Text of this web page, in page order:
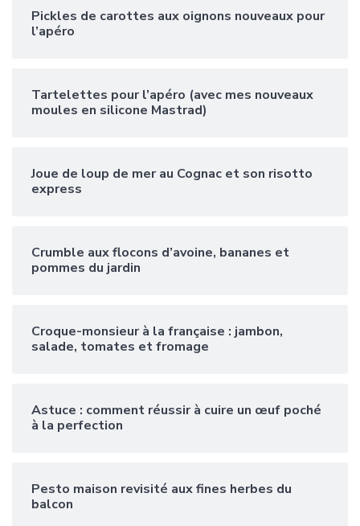
Pickles de carottes aux oignons nouveaux pour
l’apéro
Tartelettes pour l’apéro (avec mes nouveaux
moules en silicone Mastrad)
Joue de loup de mer au Cognac et son risotto
express
Crumble aux flocons d’avoine, bananes et
pommes du jardin
Croque-monsieur à la française : jambon,
salade, tomates et fromage
Astuce : comment réussir à cuire un œuf poché
à la perfection
Pesto maison revisité aux fines herbes du
balcon